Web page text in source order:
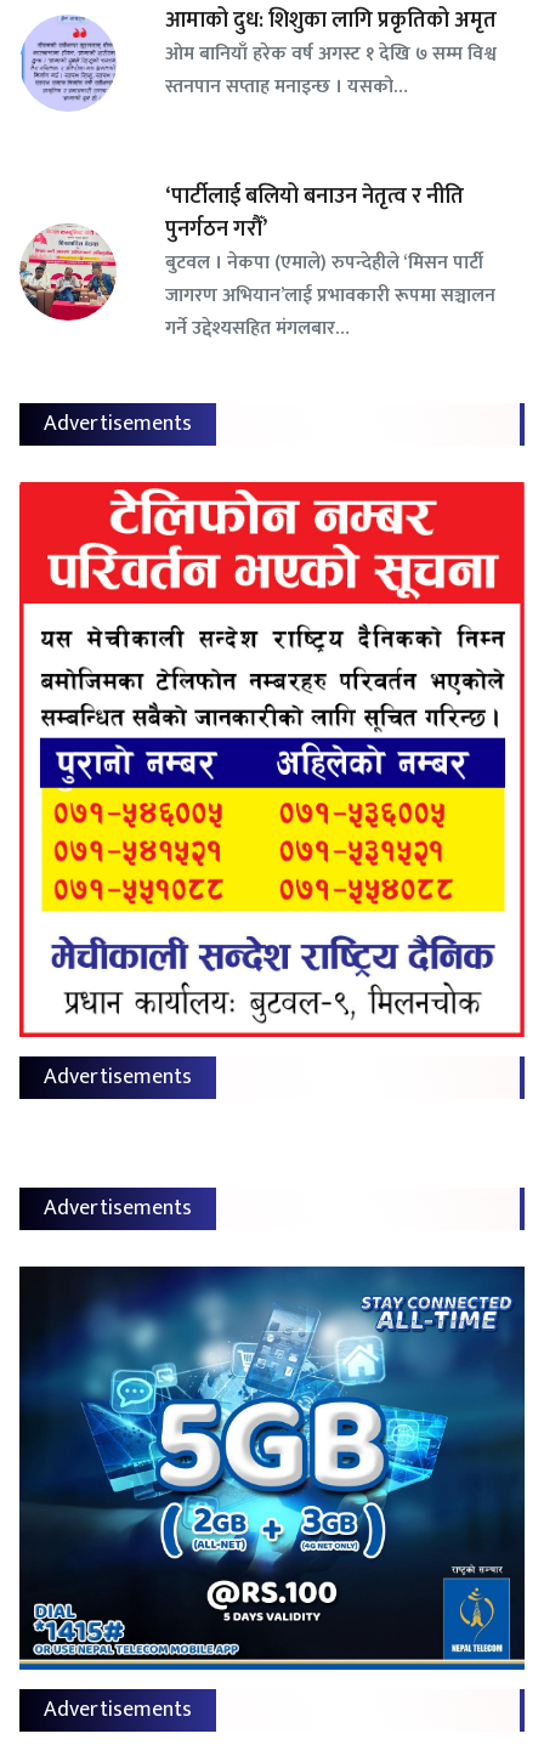
आमाको दुध: शिशुका लागि प्रकृतिको अमृत
ओम बानियाँ हरेक वर्ष अगस्ट १ देखि ७ सम्म विश्व
स्तनपान सप्ताह मनाइन्छ । यसको…
‘पार्टीलाई बलियो बनाउन नेतृत्व र नीति
पुनर्गठन गरौँ’
बुटवल । नेकपा (एमाले) रुपन्देहीले ‘मिसन पार्टी
जागरण अभियान’लाई प्रभावकारी रूपमा सञ्चालन
गर्ने उद्देश्यसहित मंगलबार…
Advertisements
Advertisements
Advertisements
Advertisements